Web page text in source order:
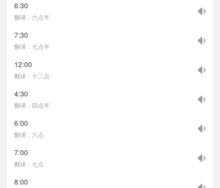
6:30
翻译：六点半
7:30
翻译：七点半
12:00
翻译：十二点
4:30
翻译：四点半
6:00
翻译：六点
7:00
翻译：七点
8:00